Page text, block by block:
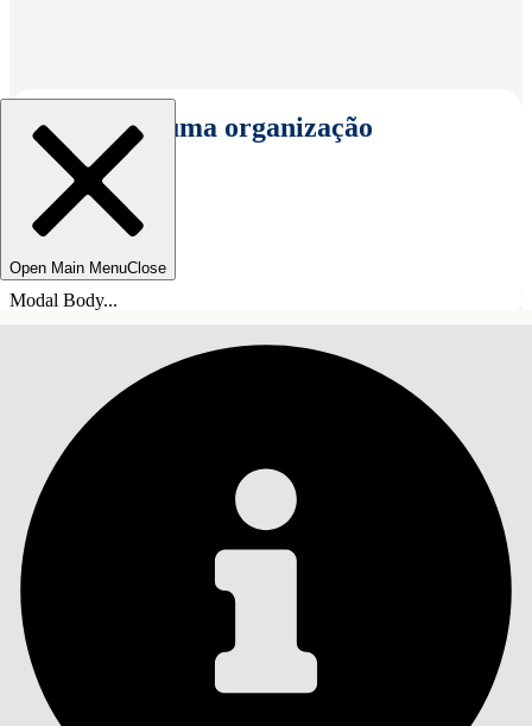
Selecionar uma organização
Open Main MenuClose
Modal Body...
ÍNDICE